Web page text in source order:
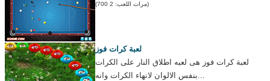
(مرات اللعب: 2 700)
لعبة كرات فوز
لعبة كرات فوز هى لعبه اطلاق النار على الكرات
بنفس الالوان لانهاء الكرات وانه...